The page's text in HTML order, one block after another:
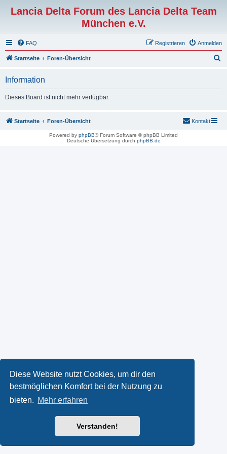
Diese Website nutzt Cookies, um dir den
bestmöglichen Komfort bei der Nutzung zu
bieten. Mehr erfahren
Verstanden!
Lancia Delta Forum des Lancia Delta Team
München e.V.
FAQ Anmelden
Registrieren
Startseite Foren-Übersicht
Information
Dieses Board ist nicht mehr verfügbar.
Startseite Foren-Übersicht Kontakt
Powered by phpBB® Forum Software © phpBB Limited
Deutsche Übersetzung durch phpBB.de